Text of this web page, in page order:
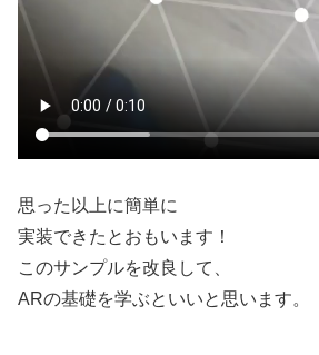
思った以上に簡単に
実装できたとおもいます！
このサンプルを改良して、
ARの基礎を学ぶといいと思います。